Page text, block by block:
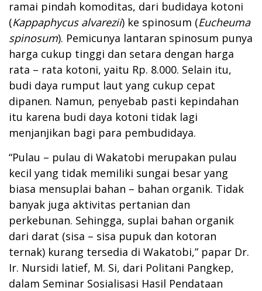
ramai pindah komoditas, dari budidaya kotoni
(Kappaphycus alvarezii) ke spinosum (Eucheuma
spinosum). Pemicunya lantaran spinosum punya
harga cukup tinggi dan setara dengan harga
rata – rata kotoni, yaitu Rp. 8.000. Selain itu,
budi daya rumput laut yang cukup cepat
dipanen. Namun, penyebab pasti kepindahan
itu karena budi daya kotoni tidak lagi
menjanjikan bagi para pembudidaya.
“Pulau – pulau di Wakatobi merupakan pulau
kecil yang tidak memiliki sungai besar yang
biasa mensuplai bahan – bahan organik. Tidak
banyak juga aktivitas pertanian dan
perkebunan. Sehingga, suplai bahan organik
dari darat (sisa – sisa pupuk dan kotoran
ternak) kurang tersedia di Wakatobi,” papar Dr.
Ir. Nursidi latief, M. Si, dari Politani Pangkep,
dalam Seminar Sosialisasi Hasil Pendataan